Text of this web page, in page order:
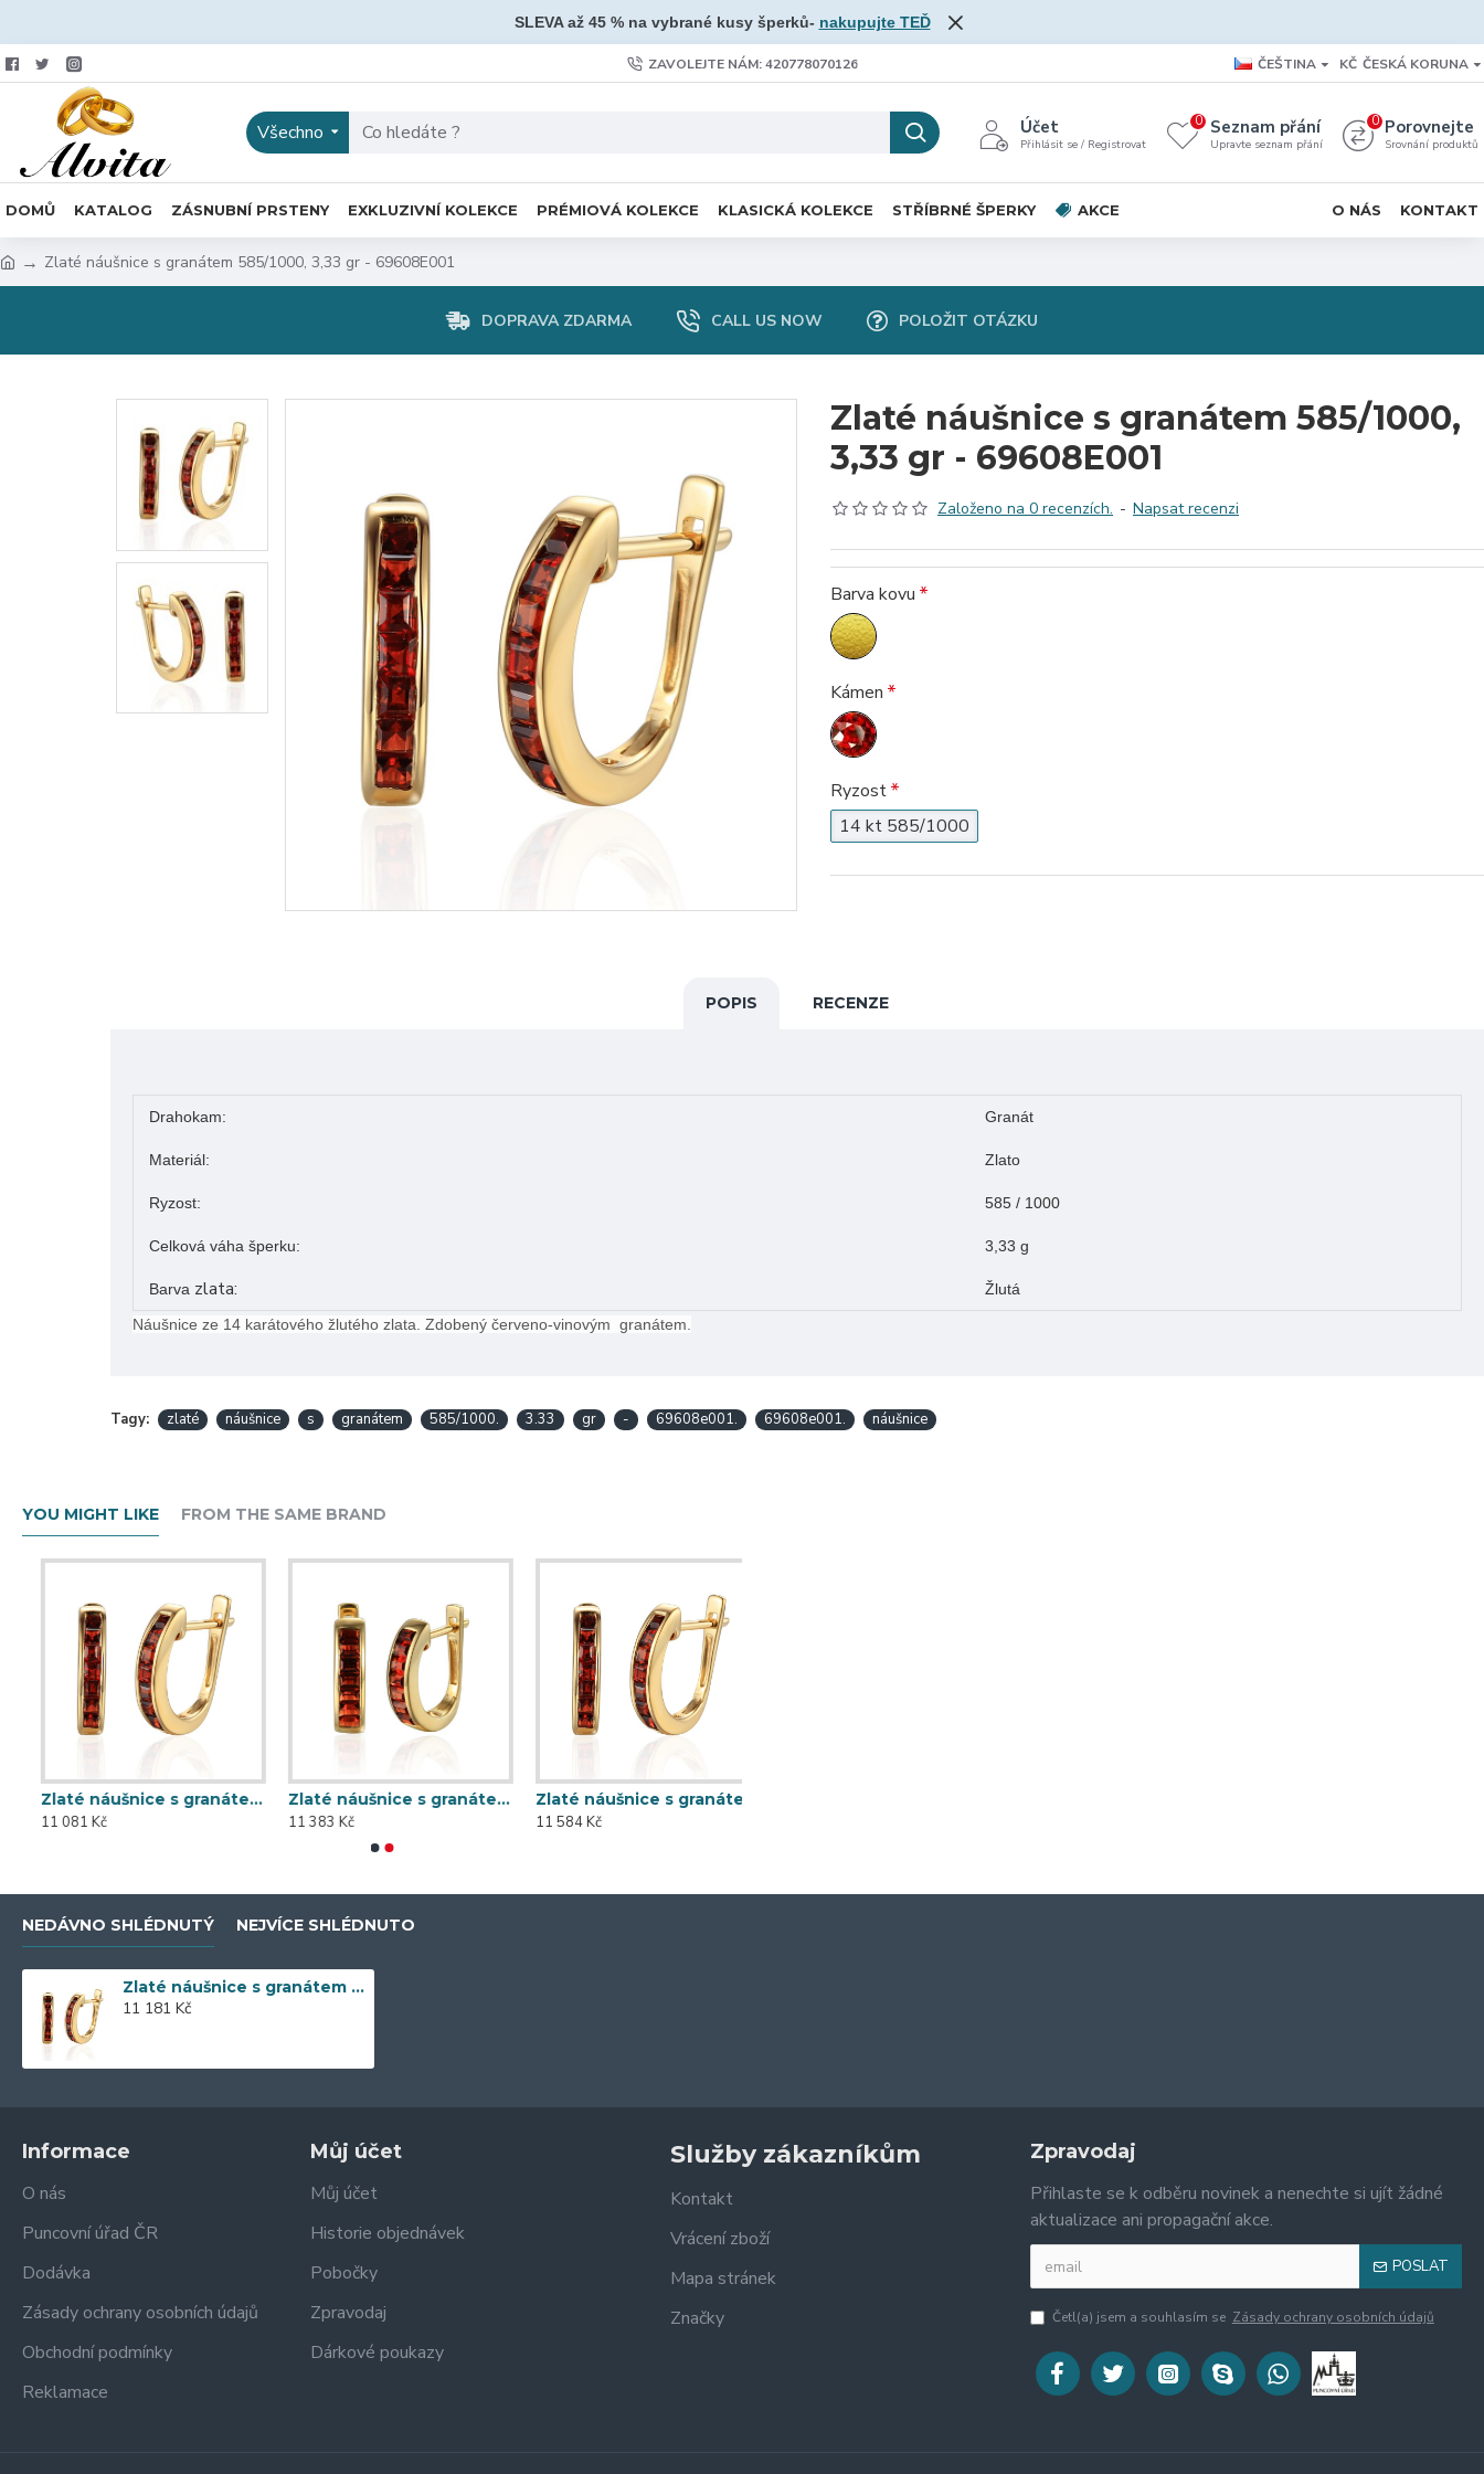
SLEVA až 45 % na vybrané kusy šperků- nakupujte TEĎ
ZAVOLEJTE NÁM: 420778070126 ČEŠTINA KČ ČESKÁ KORUNA
Všechno Účet
Přihlásit se / Registrovat
Seznam přání
Upravte seznam přání
0 Porovnejte
Srovnání produktů
0
DOMŮ KATALOG ZÁSNUBNÍ PRSTENY EXKLUZIVNÍ KOLEKCE PRÉMIOVÁ KOLEKCE KLASICKÁ KOLEKCE STŘÍBRNÉ ŠPERKY AKCE O NÁS KONTAKT
Zlaté náušnice s granátem 585/1000, 3,33 gr - 69608E001
DOPRAVA ZDARMA CALL US NOW POLOŽIT OTÁZKU
Zlaté náušnice s granátem 585/1000,
3,33 gr - 69608E001
Založeno na 0 recenzích. - Napsat recenzi
Barva kovu
Kámen
Ryzost
14 kt 585/1000
POPIS RECENZE
Drahokam: Granát
Materiál: Zlato
Ryzost: 585 / 1000
Celková váha šperku: 3,33 g
Barva zlata:
Žlutá
Náušnice ze 14 karátového žlutého zlata. Zdobený červeno-vinovým granátem.
Tagy: zlaté náušnice s granátem 585/1000. 3.33 gr - 69608e001. 69608e001. náušnice
YOU MIGHT LIKE FROM THE SAME BRAND
Zlaté náušnice s granátem 585/1000, 3,30 g - 69608E001
11 081 Kč
Zlaté náušnice s granátem 585/1000, 3,39 g - 69625E001
11 383 Kč
Zlaté náušnice s granátem 585/1000, 3,45 gr - 69608E001
11 584 Kč
NEDÁVNO SHLÉDNUTÝ NEJVÍCE SHLÉDNUTO
Zlaté náušnice s granátem 585/1000, 3,33 gr - 69608E001
11 181 Kč
Informace
O nás
Puncovní úřad ČR
Dodávka
Zásady ochrany osobních údajů
Obchodní podmínky
Reklamace
Můj účet
Můj účet
Historie objednávek
Pobočky
Zpravodaj
Dárkové poukazy
Služby zákazníkům
Kontakt
Vrácení zboží
Mapa stránek
Značky
Zpravodaj
Přihlaste se k odběru novinek a nenechte si ujít žádné
aktualizace ani propagační akce.
POSLAT
Četl(a) jsem a souhlasím se Zásady ochrany osobních údajů